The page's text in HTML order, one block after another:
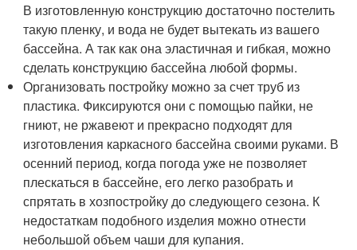
В изготовленную конструкцию достаточно постелить
такую пленку, и вода не будет вытекать из вашего
бассейна. А так как она эластичная и гибкая, можно
сделать конструкцию бассейна любой формы.
Организовать постройку можно за счет труб из
пластика. Фиксируются они с помощью пайки, не
гниют, не ржавеют и прекрасно подходят для
изготовления каркасного бассейна своими руками. В
осенний период, когда погода уже не позволяет
плескаться в бассейне, его легко разобрать и
спрятать в хозпостройку до следующего сезона. К
недостаткам подобного изделия можно отнести
небольшой объем чаши для купания.